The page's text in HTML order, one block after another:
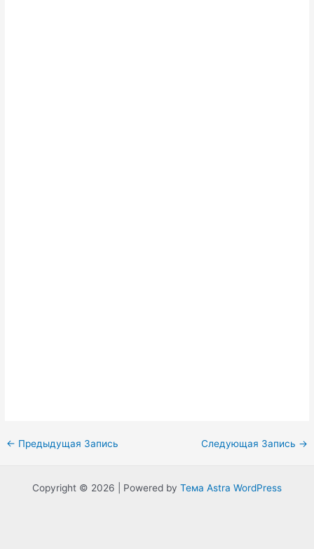
Навигация
← Предыдущая Запись Следующая Запись →
Copyright © 2026 | Powered by Тема Astra WordPress